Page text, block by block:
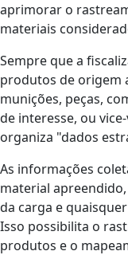
aprimorar o
materiais
Sempre que a
produtos de origem
munições, peças,
de interesse, ou
organiza "dados
As informações
material
da carga e
Isso possibilita o
produtos e o